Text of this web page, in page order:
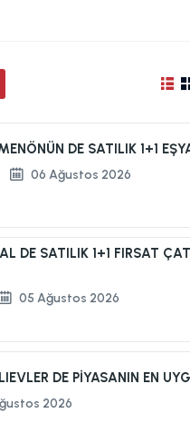
DE SATILIK 1+1
06 Ağustos 2026
DE SATILIK 1+1 FIRSAT
05 Ağustos 2026
DE PİYASANIN EN
2026